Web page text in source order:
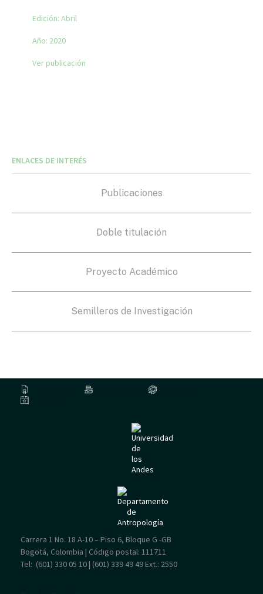
Edición: Abril
Año: 2020
Ver publicación
ENLACES DE INTERÉS
Publicaciones
Doble titulación
Proyecto Académico
Semilleros de Investigación
Carrera 1 No. 18 A-10 – Piso 6, Bloque G -GB
Bogotá, Colombia | Código postal: 111711
Tel: (601) 330 05 10 | (601) 339 49 49Ext.: 2550